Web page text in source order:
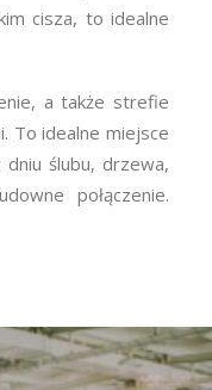
cisza, to idealne
a także strefie
To idealne miejsce
ślubu, drzewa,
połączenie.